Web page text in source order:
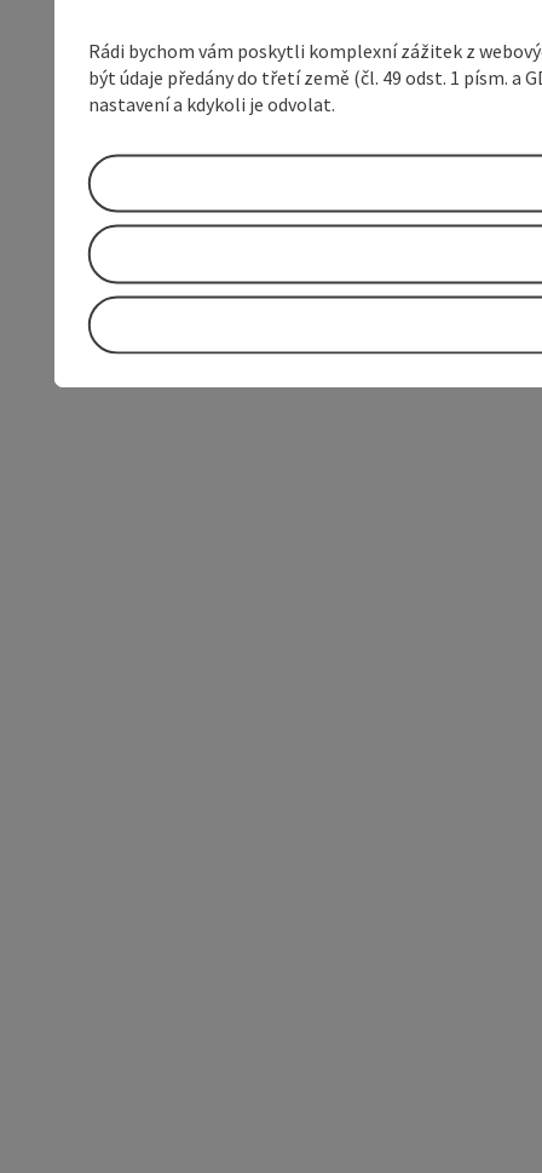
Rádi bychom vám poskytli komplexní zážitek z
být údaje předány do třetí země (čl. 49 odst. 1 písm.
nastavení a kdykoli je odvolat.